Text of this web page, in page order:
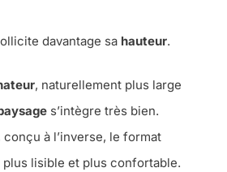
davantage sa hauteur.
, naturellement plus large
s’intègre très bien.
conçu à l’inverse, le format
lisible et plus confortable.